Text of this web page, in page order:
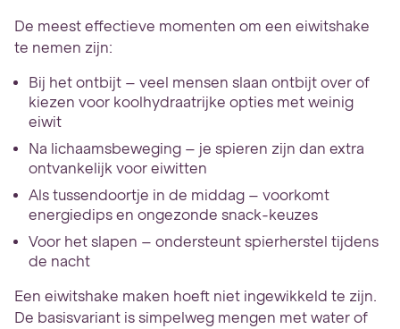
De meest effectieve momenten om een eiwitshake
te nemen zijn:
Bij het ontbijt – veel mensen slaan ontbijt over of
kiezen voor koolhydraatrijke opties met weinig
eiwit
Na lichaamsbeweging – je spieren zijn dan extra
ontvankelijk voor eiwitten
Als tussendoortje in de middag – voorkomt
energiedips en ongezonde snack-keuzes
Voor het slapen – ondersteunt spierherstel tijdens
de nacht
Een eiwitshake maken hoeft niet ingewikkeld te zijn.
De basisvariant is simpelweg mengen met water of